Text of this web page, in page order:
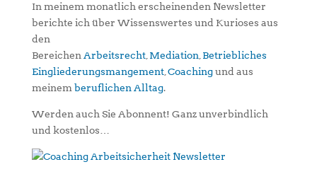
In meinem monatlich erscheinenden Newsletter
berichte ich über Wissenswertes und Kurioses aus
den
Bereichen Arbeitsrecht, Mediation Betriebliches
Eingliederungsmangement, Coachingund aus
meinem beruflichen Alltag.
Werden auch Sie Abonnent! Ganz unverbindlich
und kostenlos…